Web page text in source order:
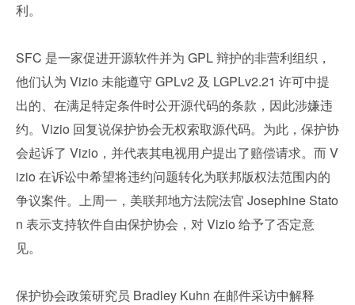
利。
SFC 是一家促进开源软件并为 GPL 辩护的非营利组织，
他们认为 Vizio 未能遵守 GPLv2 及 LGPLv2.21 许可中提
出的、在满足特定条件时公开源代码的条款，因此涉嫌违
约。Vizio 回复说保护协会无权索取源代码。为此，保护协
会起诉了 Vizio，并代表其电视用户提出了赔偿请求。而 V
izio 在诉讼中希望将违约问题转化为联邦版权法范围内的
争议案件。上周一，美联邦地方法院法官 Josephine Stato
n 表示支持软件自由保护协会，对 Vizio 给予了否定意
见。
保护协会政策研究员 Bradley Kuhn 在邮件采访中解释